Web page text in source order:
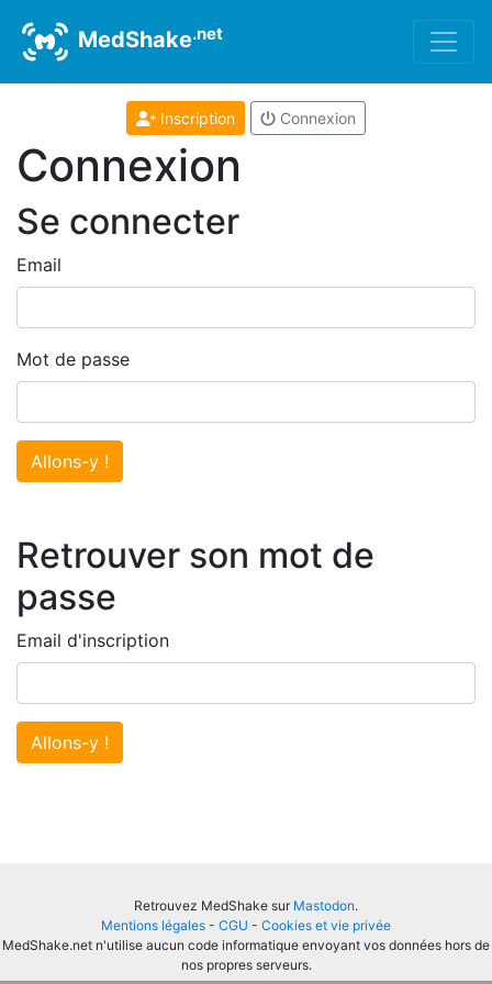
MedShake.net
Inscription Connexion
Connexion
Se connecter
Email
Mot de passe
Allons-y !
Retrouver son mot de
passe
Email d'inscription
Allons-y !
Retrouvez MedShake sur Mastodon.
Mentions légales - CGU - Cookies et vie privée
MedShake.net n'utilise aucun code informatique envoyant vos données hors de
nos propres serveurs.